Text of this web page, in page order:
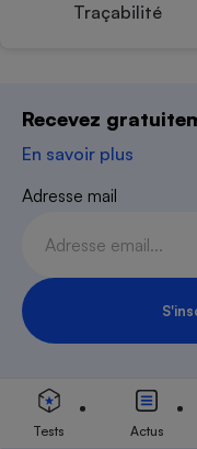
Traçabilité
Newsletter
hebdomadaire !
par des experts.
Adresse mail
Recevez
En savoir plus
Adresse mail
Tests Actus